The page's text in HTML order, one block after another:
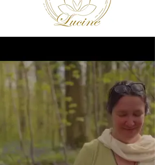
Doula - Reiki
+32.472/ 72 64
Audios